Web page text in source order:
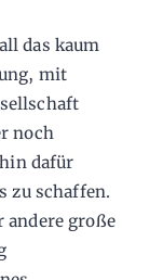
das kaum
mit
noch
dafür
zu schaffen.
andere große